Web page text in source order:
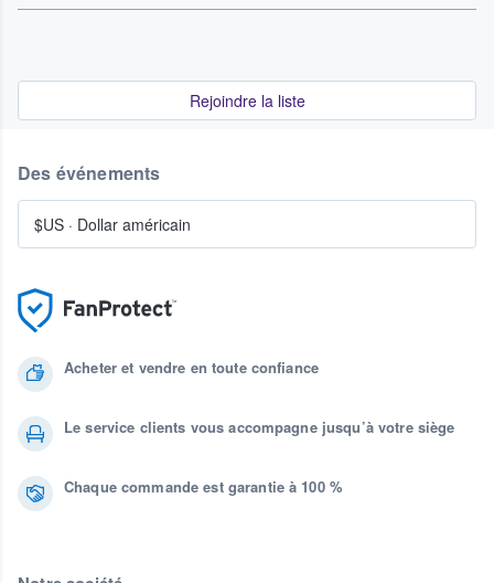
Rejoindre la liste
Acheter et vendre en toute confiance
Le service clients vous accompagne jusqu’à votre siège
Chaque commande est garantie à 100 %
Des événements
$US · Dollar américain